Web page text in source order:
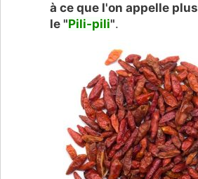
à ce que l'on appelle plus
le "Pili-pili".